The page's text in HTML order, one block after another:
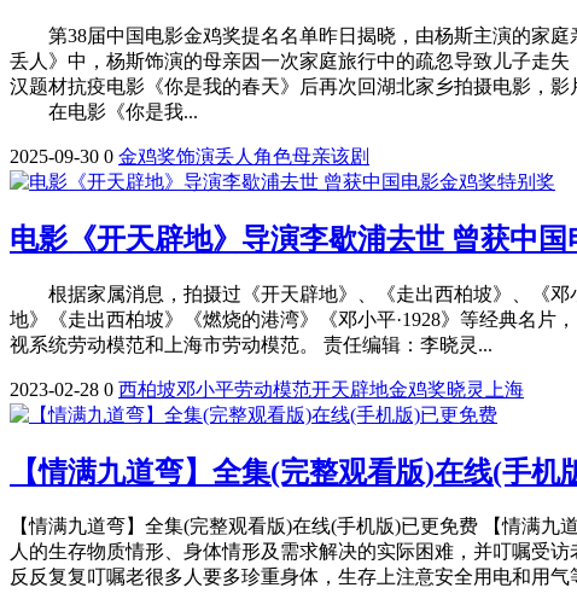
第38届中国电影金鸡奖提名名单昨日揭晓，由杨斯主演的家
丢人》中，杨斯饰演的母亲因一次家庭旅行中的疏忽导致儿子走
汉题材抗疫电影《你是我的春天》后再次回湖北家乡拍摄电影，
在电影《你是我...
2025-09-30 0 金鸡奖饰演丢人 角色母亲该剧
电影《开天辟地》导演李歇浦去世 曾获中
根据家属消息，拍摄过《开天辟地》、《走出西柏坡》、《
地》《走出西柏坡》《燃烧的港湾》《邓小平·1928》等经典名
视系统劳动模范和上海市劳动模范。 责任编辑：李晓灵...
2023-02-28 0 西柏坡邓小平劳动模范开天辟地金鸡奖晓灵 上海
【情满九道弯】全集(完整观看版)在线(手机
【情满九道弯】全集(完整观看版)在线(手机版)已更免费 【情满
人的生存物质情形、身体情形及需求解决的实际困难，并叮嘱受
反反复复叮嘱老很多人要多珍重身体，生存上注意安全用电和用